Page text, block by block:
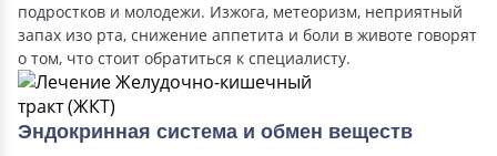
подростков и молодежи. Изжога, метеоризм, неприятный
запах изо рта, снижение аппетита и боли в животе говорят
о том, что стоит обратиться к специалисту.
Эндокринная система и обмен веществ